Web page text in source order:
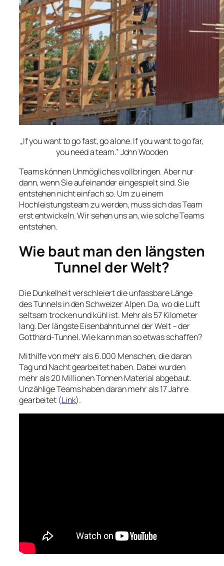
„If you want to go fast, go alone. If you want to go far,
you need a team.” John Wooden
Teams können Unmögliches vollbringen. Aber nur
dann, wenn Sie aufeinander eingespielt sind. Sie
entstehen nicht einfach so. Um zu einem
Hochleistungsteam zu werden, muss sich das Team
erst entwickeln. Wir sehen uns an, wie solche Teams
entstehen.
Wie baut man den längsten
Tunnel der Welt?
Die Dunkelheit verschleiert die unfassbare Länge
des Tunnels in den Schweizer Alpen. Da, wo die Luft
seltsam trocken und kühl ist. Mehr als 57 Kilometer
lang. Der längste Eisenbahntunnel der Welt – der
Gotthard-Tunnel. Wie kann man so etwas schaffen?
Mithilfe von mehr als 6.000 Menschen, die daran
Tag und Nacht gearbeitet haben. Dabei wurden
mehr als 20 Millionen Tonnen Material abgebaut.
Unzählige Teams haben daran mehr als 17 Jahre
gearbeitet (Link).